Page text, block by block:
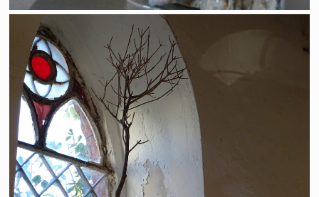
Chapelle St Sauveur